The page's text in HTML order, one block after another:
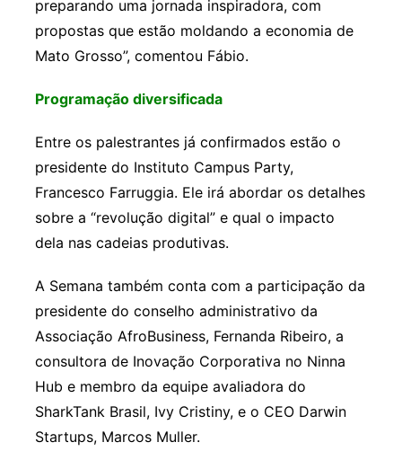
preparando uma jornada inspiradora, com
propostas que estão moldando a economia de
Mato Grosso”, comentou Fábio.
Programação diversificada
Entre os palestrantes já confirmados estão o
presidente do Instituto Campus Party,
Francesco Farruggia. Ele irá abordar os detalhes
sobre a “revolução digital” e qual o impacto
dela nas cadeias produtivas.
A Semana também conta com a participação da
presidente do conselho administrativo da
Associação AfroBusiness, Fernanda Ribeiro, a
consultora de Inovação Corporativa no Ninna
Hub e membro da equipe avaliadora do
SharkTank Brasil, Ivy Cristiny, e o CEO Darwin
Startups, Marcos Muller.